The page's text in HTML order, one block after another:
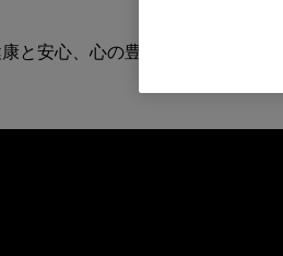
と安心、心の豊かさの実現のた